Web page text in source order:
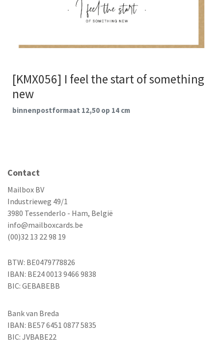
[KMX056] I feel the start of something
new
binnenpostformaat 12,50 op 14 cm
Contact
Mailbox BV
Industrieweg 49/1
3980 Tessenderlo - Ham, België
info@mailboxcards.be
(00)32 13 22 98 19
BTW: BE0479778826
IBAN: BE24 0013 9466 9838
BIC: GEBABEBB
Bank van Breda
IBAN: BE57 6451 0877 5835
BIC: JVBABE22